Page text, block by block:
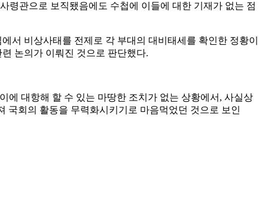
령관으로 보직됐음에도 수첩에 이들에 대한 기재가 없는 점
서 비상사태를 전제로 각 부대의 대비태세를 확인한 정황이
논의가 이뤄진 것으로 판단했다.
에 대항해 할 수 있는 마땅한 조치가 없는 상황에서, 사실상
국회의 활동을 무력화시키기로 마음먹었던 것으로 보인